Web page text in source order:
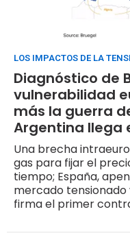
LOS IMPACTOS DE LA
Diagnóstico de
vulnerabilidad
más la guerra
Argentina llega
Una brecha
gas para fijar el
tiempo; España,
mercado tensionado
firma el primer
2026